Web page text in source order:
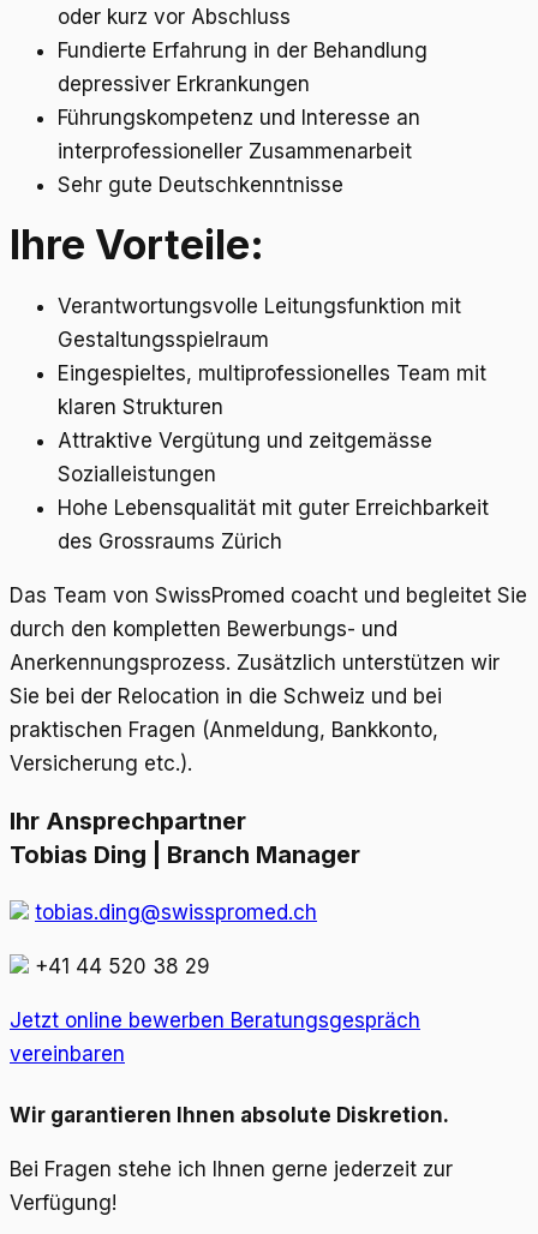
oder kurz vor Abschluss
Fundierte Erfahrung in der Behandlung
depressiver Erkrankungen
Führungskompetenz und Interesse an
interprofessioneller Zusammenarbeit
Sehr gute Deutschkenntnisse
Ihre Vorteile:
Verantwortungsvolle Leitungsfunktion mit
Gestaltungsspielraum
Eingespieltes, multiprofessionelles Team mit
klaren Strukturen
Attraktive Vergütung und zeitgemässe
Sozialleistungen
Hohe Lebensqualität mit guter Erreichbarkeit
des Grossraums Zürich
Das Team von SwissPromed coacht und begleitet Sie
durch den kompletten Bewerbungs- und
Anerkennungsprozess. Zusätzlich unterstützen wir
Sie bei der Relocation in die Schweiz und bei
praktischen Fragen (Anmeldung, Bankkonto,
Versicherung etc.).
Ihr Ansprechpartner
Tobias Ding | Branch Manager
tobias.ding@swisspromed.ch
+41 44 520 38 29
Jetzt online bewerben Beratungsgespräch
vereinbaren
Wir garantieren Ihnen absolute Diskretion.
Bei Fragen stehe ich Ihnen gerne jederzeit zur
Verfügung!